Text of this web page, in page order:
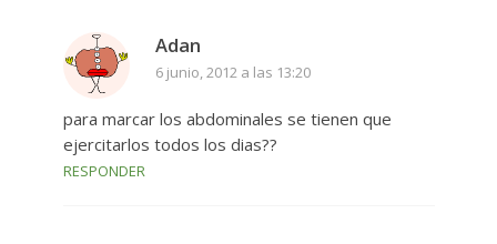
Adan
6 junio, 2012 a las 13:20
para marcar los abdominales se tienen que
ejercitarlos todos los dias??
RESPONDER